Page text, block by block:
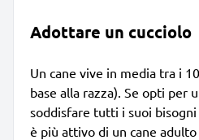
Adottare un cucciolo
Un cane vive in media tra i
base alla razza). Se opti per
soddisfare tutti i suoi
è più attivo di un cane